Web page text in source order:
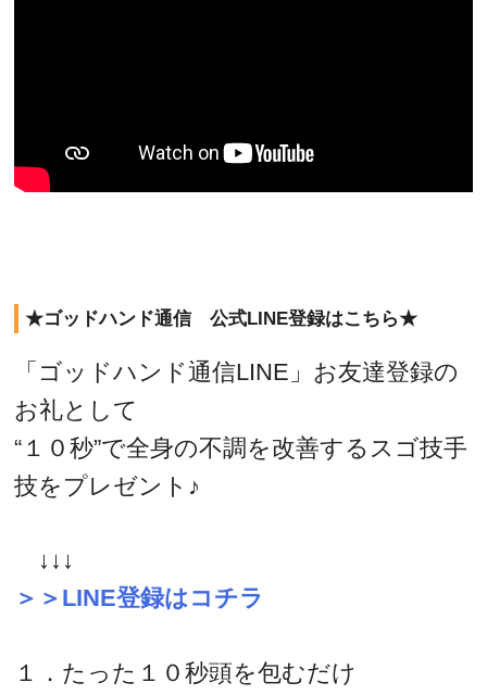
★ゴッドハンド通信 公式LINE登録はこちら★
「ゴッドハンド通信LINE」お友達登録の
お礼として
“１０秒”で全身の不調を改善するスゴ技手
技をプレゼント♪
↓↓↓
＞＞LINE登録はコチラ
１．たった１０秒頭を包むだけ